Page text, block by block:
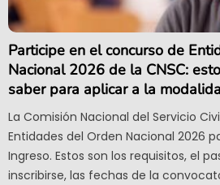
Participe en el concurso de
Nacional 2026 de la CNSC:
saber para aplicar a la
La Comisión Nacional del Servicio
Entidades del Orden Nacional 2026
Ingreso. Estos son los requisitos, el
inscribirse, las fechas de la